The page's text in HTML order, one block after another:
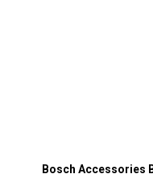
Bosch Accessories